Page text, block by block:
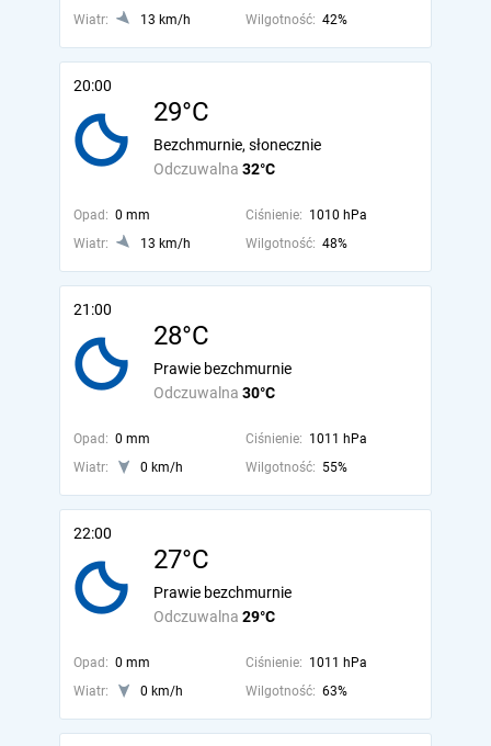
Wiatr:
13 km/h Wilgotność: 42%
20:00
29°C
Odczuwalna 32°C
Bezchmurnie, słonecznie
Opad: 0 mm Ciśnienie: 1010 hPa
Wiatr:
13 km/h Wilgotność: 48%
21:00
28°C
Odczuwalna 30°C
Prawie bezchmurnie
Opad: 0 mm Ciśnienie: 1011 hPa
Wiatr:
0 km/h Wilgotność: 55%
22:00
27°C
Odczuwalna 29°C
Prawie bezchmurnie
Opad: 0 mm Ciśnienie: 1011 hPa
Wiatr:
0 km/h Wilgotność: 63%